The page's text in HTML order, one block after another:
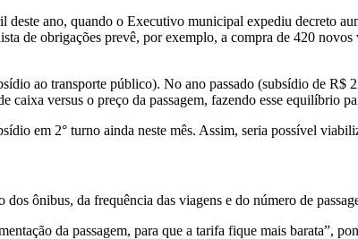
ano, quando o Executivo municipal expediu decreto
de obrigações prevê, por exemplo, a compra de 420
ao transporte público). No ano passado (subsídio de
versus o preço da passagem, fazendo esse equilíbrio
em 2° turno ainda neste mês. Assim, seria possível
ônibus, da frequência das viagens e do número de
da passagem, para que a tarifa fique mais barata”,